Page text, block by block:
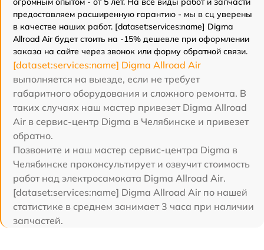
предоставляем расширенную гарантию - мы в сц уверены
в качестве наших работ. [dataset:services:name] Digma
Allroad Air будет стоить на -15% дешевле при оформлении
заказа на сайте через звонок или форму обратной связи.
[dataset:services:name] Digma Allroad Air
выполняется на выезде, если не требует
габаритного оборудования и сложного ремонта. В
таких случаях наш мастер привезет Digma Allroad
Air в сервис-центр Digma в Челябинске и привезет
обратно.
Позвоните и наш мастер сервис-центра Digma в
Челябинске проконсультирует и озвучит стоимость
работ над электросамоката Digma Allroad Air.
[dataset:services:name] Digma Allroad Air по нашей
статистике в среднем занимает 3 часа при наличии
запчастей.